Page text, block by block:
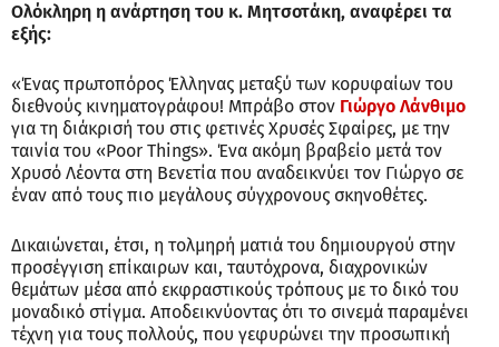
Ολόκληρη η ανάρτηση του κ. Μητσοτάκη, αναφέρει τα
εξής:
«Ένας πρωτοπόρος Έλληνας μεταξύ των κορυφαίων του
διεθνούς κινηματογράφου! Μπράβο στον Γιώργο Λάνθιμο
για τη διάκρισή του στις φετινές Χρυσές Σφαίρες, με την
ταινία του «Poor Things». Ένα ακόμη βραβείο μετά τον
Χρυσό Λέοντα στη Βενετία που αναδεικνύει τον Γιώργο σε
έναν από τους πιο μεγάλους σύγχρονους σκηνοθέτες.
Δικαιώνεται, έτσι, η τολμηρή ματιά του δημιουργού στην
προσέγγιση επίκαιρων και, ταυτόχρονα, διαχρονικών
θεμάτων μέσα από εκφραστικούς τρόπους με το δικό του
μοναδικό στίγμα. Αποδεικνύοντας ότι το σινεμά παραμένει
τέχνη για τους πολλούς, που γεφυρώνει την προσωπική